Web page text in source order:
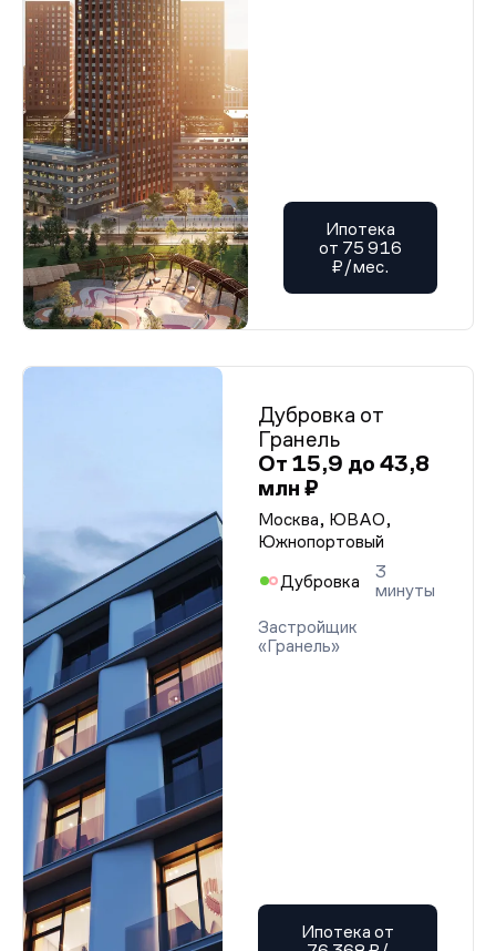
Ипотека
от 75 916
₽/мес.
Дубровка от
Гранель
От 15,9 до 43,8
млн ₽
Москва, ЮВАО,
Южнопортовый
Дубровка
3
минуты
Застройщик
«Гранель»
Ипотека от